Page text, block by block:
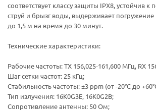
соответствует классу защиты IPX8, устойчив
струй и брызг воды, выдерживает погружение
до 1,5 м на время до 30 минут.
Технические характеристики:
Рабочие частоты: TX 156,025-161,600 МГц, RX
Шаг сетки частот: 25 кГц;
Стабильность частоты: ±3 ppm (от -20°C до
Тип излучения: 16K0G3E, 16K0G2B;
Сопротивление антенны: 50 Ом;